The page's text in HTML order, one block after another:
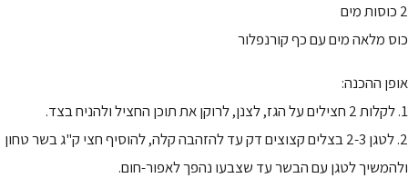
2 כוסות מים
כוס מלאה מים עם כף קורנפלור
אופן ההכנה:
1. לקלות 2 חצילים על הגז, לצנן, לרוקן את תוכן החציל ולהניח בצד.
2. לטגן 2-3 בצלים קצוצים דק עד להזהבה קלה, להוסיף חצי ק"ג בשר טחון
ולהמשיך לטגן עם הבשר עד שצבעו נהפך לאפור-חום.